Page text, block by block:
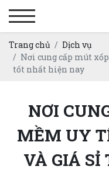
Trang chủ
Dịch vụ
Nơi cung cấp mút
tốt nhất hiện nay
NƠI
MỀM UY
VÀ GIÁ SỈ